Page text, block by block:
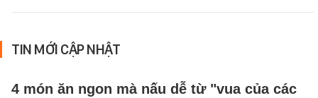
TIN MỚI CẬP NHẬT
4 món ăn ngon mà nấu dễ từ "vua của các